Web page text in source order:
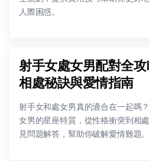
人際困惑。
射手女處女男配對全攻
相處秘訣與愛情指南
射手女和處女男真的適合在一起嗎
女男的星座特質，從性格衝突到相
見問題解答，幫助你破解愛情難題。